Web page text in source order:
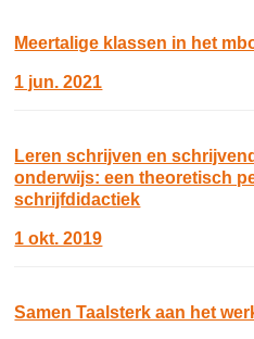
Meertalige klassen in het
1 jun. 2021
Leren schrijven en
onderwijs: een theoretisch
schrijfdidactiek
1 okt. 2019
Samen Taalsterk aan het